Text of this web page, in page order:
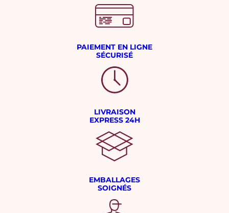
PAIEMENT EN LIGNE
SÉCURISÉ
LIVRAISON
EXPRESS 24H
EMBALLAGES
SOIGNÉS